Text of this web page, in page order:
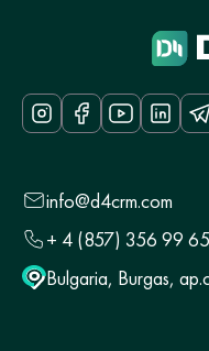
info@d4crm.com
+ 4 (857) 356 99 65
Bulgaria, Burgas,